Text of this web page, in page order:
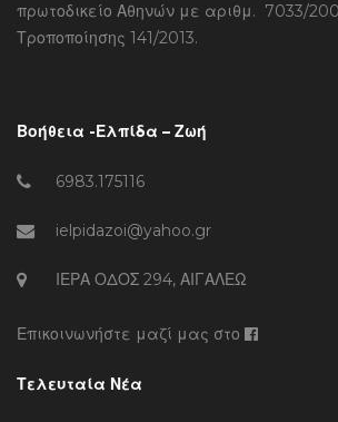
πρωτοδικείο Αθηνών με αριθμ. 7033/
Τροποποίησης 141/2013.
Βοήθεια -Ελπίδα – Ζωή
6983.175116
ielpidazoi@yahoo.gr
ΙΕΡΑ ΟΔΟΣ 294, ΑΙΓΑΛΕΩ
Επικοινωνήστε μαζί μας στο
Τελευταία Νέα